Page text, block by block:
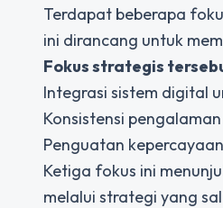
Terdapat beberapa
ini dirancang untuk
Fokus strategis
Integrasi sistem digital
Konsistensi
Penguatan
Ketiga fokus ini
melalui strategi yang